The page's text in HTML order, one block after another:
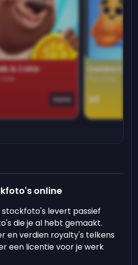
& Coins
side
Game
Domino
$9
online
levert passief
die je al hebt gemaakt.
en verdien royalty's telkens
een licentie voor je werk